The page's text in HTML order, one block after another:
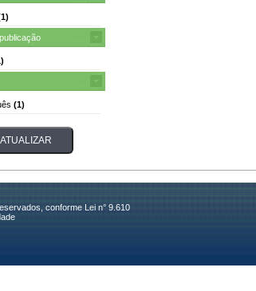
(1)
conforme Lei n° 9.610